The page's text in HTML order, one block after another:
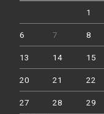
1
6 7 8
13 14 15
20 21 22
27 28 29